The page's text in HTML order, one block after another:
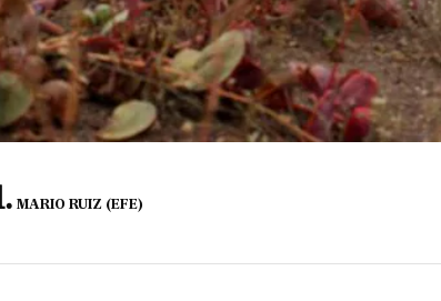
MARIO RUIZ (EFE)